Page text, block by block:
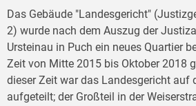
Das Gebäude "Landesgericht"
2) wurde nach dem Auszug der
Ursteinau in Puch ein neues Quartier
Zeit von Mitte 2015 bis Oktober 2018
dieser Zeit war das Landesgericht auf
aufgeteilt; der Großteil in der